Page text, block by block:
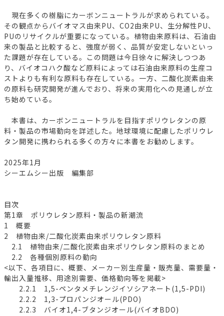
現在多くの樹脂にカーボンニュートラルが求められている。
その観点からバイオマス由来PU、CO2由来PU、生分解性PU、
PUのリサイクルが重要になっている。植物由来原料は、石油由
来の製品と比較すると、強度が弱く、品質が安定しないといっ
た課題が存在している。この問題は今日徐々に解決しつつあ
り、バイオコハク酸など原料によっては石油由来原料の生産コ
ストよりも有利な原料も存在している。一方、二酸化炭素由来
の原料も研究開発が進んでおり、将来の実用化への見通しが立
ち始めている。
本書は、カーボンニュートラルを目指すポリウレタンの原
料・製品の市場動向を詳述した。地球環境に配慮したポリウレ
タン開発に携わられる多くの方々に本書をお勧めします。
2025年1月
シーエムシー出版 編集部
目次
第1章 ポリウレタン原料・製品の新潮流
1 概要
2 植物由来/二酸化炭素由来ポリウレタン原料
2.1 植物由来/二酸化炭素由来ポリウレタン原料のまとめ
2.2 各種個別原料の動向
<以下、各項目に、概要、メーカー別生産量・販売量、需要量・
輸出入量推移、用途別需要、価格動向等を掲載>
2.2.1 1,5-ペンタメチレンジイソシアネート(1,5-PDI)
2.2.2 1,3-プロパンジオール(PDO)
2.2.3 バイオ1,4-ブタンジオール(バイオBDO)